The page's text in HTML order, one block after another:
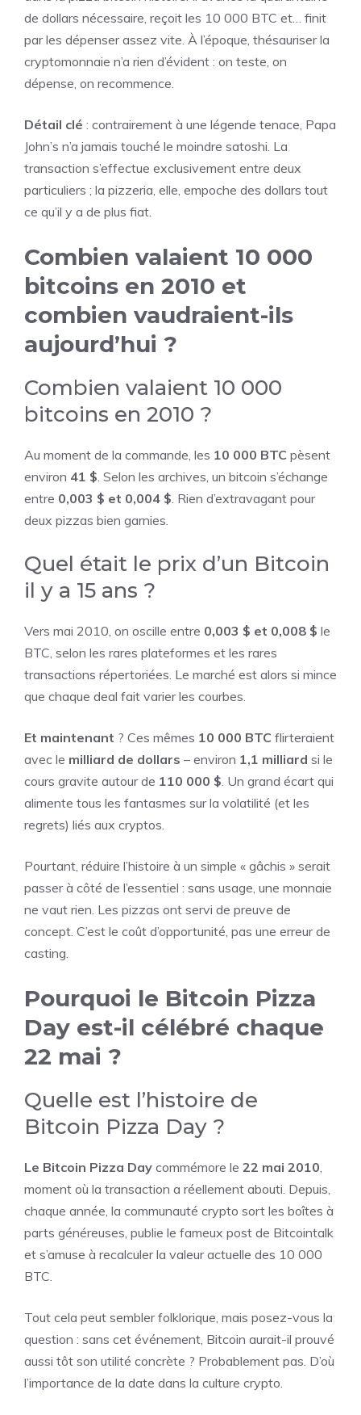
de dollars nécessaire, reçoit les 10 000 BTC et… finit
par les dépenser assez vite. À l’époque, thésauriser la
cryptomonnaie n’a rien d’évident : on teste, on
dépense, on recommence.
Détail clé : contrairement à une légende tenace, Papa
John’s n’a jamais touché le moindre satoshi. La
transaction s’effectue exclusivement entre deux
particuliers ; la pizzeria, elle, empoche des dollars tout
ce qu’il y a de plus fiat.
Combien valaient 10 000
bitcoins en 2010 et
combien vaudraient-ils
aujourd’hui ?
Combien valaient 10 000
bitcoins en 2010 ?
Au moment de la commande, les 10 000 BTC pèsent
environ 41 $. Selon les archives, un bitcoin s’échange
entre 0,003 $ et 0,004 $. Rien d’extravagant pour
deux pizzas bien garnies.
Quel était le prix d’un Bitcoin
il y a 15 ans ?
Vers mai 2010, on oscille entre 0,003 $ et 0,008 $ le
BTC, selon les rares plateformes et les rares
transactions répertoriées. Le marché est alors si mince
que chaque deal fait varier les courbes.
Et maintenant ? Ces mêmes 10 000 BTC flirteraient
avec le milliard de dollars – environ 1,1 milliard si le
cours gravite autour de 110 000 $. Un grand écart qui
alimente tous les fantasmes sur la volatilité (et les
regrets) liés aux cryptos.
Pourtant, réduire l’histoire à un simple « gâchis » serait
passer à côté de l’essentiel : sans usage, une monnaie
ne vaut rien. Les pizzas ont servi de preuve de
concept. C’est le coût d’opportunité, pas une erreur de
casting.
Pourquoi le Bitcoin Pizza
Day est-il célébré chaque
22 mai ?
Quelle est l’histoire de
Bitcoin Pizza Day ?
Le Bitcoin Pizza Day commémore le 22 mai 2010,
moment où la transaction a réellement abouti. Depuis,
chaque année, la communauté crypto sort les boîtes à
parts généreuses, publie le fameux post de Bitcointalk
et s’amuse à recalculer la valeur actuelle des 10 000
BTC.
Tout cela peut sembler folklorique, mais posez-vous la
question : sans cet événement, Bitcoin aurait-il prouvé
aussi tôt son utilité concrète ? Probablement pas. D’où
l’importance de la date dans la culture crypto.